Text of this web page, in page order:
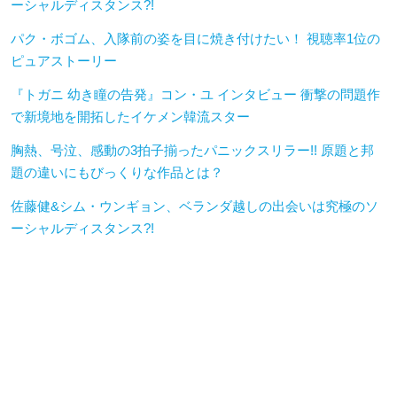
ーシャルディスタンス?!
パク・ボゴム、入隊前の姿を目に焼き付けたい！ 視聴率1位の
ピュアストーリー
『トガニ 幼き瞳の告発』コン・ユ インタビュー 衝撃の問題作
で新境地を開拓したイケメン韓流スター
胸熱、号泣、感動の3拍子揃ったパニックスリラー!! 原題と邦
題の違いにもびっくりな作品とは？
佐藤健&シム・ウンギョン、ベランダ越しの出会いは究極のソ
ーシャルディスタンス?!